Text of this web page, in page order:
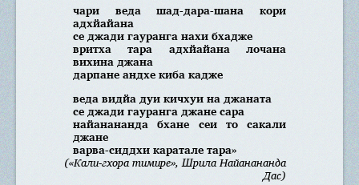
чари веда шад-дара-шана кори
адхйайана
се джади гауранга нахи бхадже
вритха тара адхйайана лочана
вихина джана
дарпане андхе киба кадже
веда видйа дуи кичхуи на джаната
се джади гауранга джане сара
найанананда бхане сеи то сакали
джане
варва-сиддхи каратале тара»
(«Кали-гхора тимире», Шрила Найанананда
Дас)